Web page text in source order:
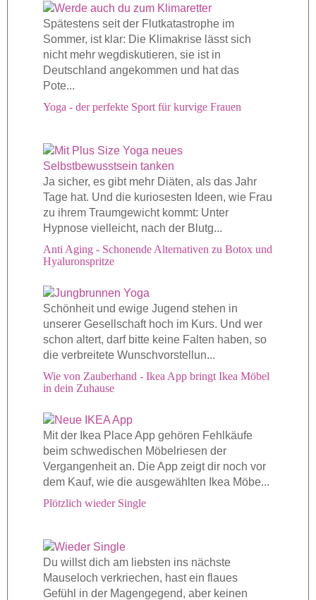
Spätestens seit der Flutkatastrophe im
Sommer, ist klar: Die Klimakrise lässt sich
nicht mehr wegdiskutieren, sie ist in
Deutschland angekommen und hat das
Pote...
Yoga - der perfekte Sport für kurvige Frauen
Ja sicher, es gibt mehr Diäten, als das Jahr
Tage hat. Und die kuriosesten Ideen, wie Frau
zu ihrem Traumgewicht kommt: Unter
Hypnose vielleicht, nach der Blutg...
Anti Aging - Schonende Alternativen zu Botox und
Hyaluronspritze
Schönheit und ewige Jugend stehen in
unserer Gesellschaft hoch im Kurs. Und wer
schon altert, darf bitte keine Falten haben, so
die verbreitete Wunschvorstellun...
Wie von Zauberhand - Ikea App bringt Ikea Möbel
in dein Zuhause
Mit der Ikea Place App gehören Fehlkäufe
beim schwedischen Möbelriesen der
Vergangenheit an. Die App zeigt dir noch vor
dem Kauf, wie die ausgewählten Ikea Möbe...
Plötzlich wieder Single
Du willst dich am liebsten ins nächste
Mauseloch verkriechen, hast ein flaues
Gefühl in der Magengegend, aber keinen